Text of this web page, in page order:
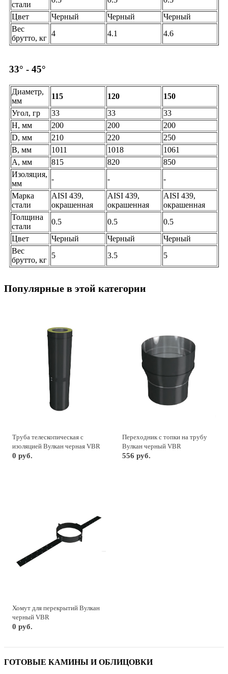
стали
Цвет
Черный Черный
Черный
Вес
брутто, кг
4 4.1 4.6
33° - 45°
Диаметр,
мм
115 120
150
Угол, гр
33 33
33
H, мм
200 200
200
D, мм
210 220
250
B, мм
1011 1018
1061
A, мм
815 820
850
Изоляция,
мм
- -
-
Марка
стали
AISI 439,
окрашенная
AISI 439,
окрашенная
AISI 439,
окрашенная
Толщина
стали
0.5 0.5
0.5
Цвет
Черный Черный
Черный
Вес
брутто, кг
5 3.5 5
Популярные в этой категории
Труба телескопическая с
изоляцией Вулкан черная VBR
0 руб.
Переходник с топки на трубу
Вулкан черный VBR
556 руб.
Хомут для перекрытий Вулкан
черный VBR
0 руб.
ГОТОВЫЕ КАМИНЫ И ОБЛИЦОВКИ